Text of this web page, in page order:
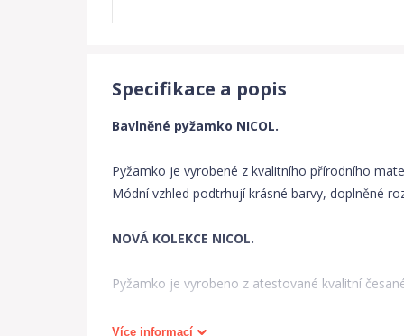
Specifikace a popis
Bavlněné pyžamko NICOL.
Pyžamko je vyrobené z kvalitního přírodního
Módní vzhled podtrhují krásné barvy, doplněné
NOVÁ KOLEKCE NICOL.
Pyžamko je vyrobeno z atestované kvalitní
Sada obsahuje:
Více informací